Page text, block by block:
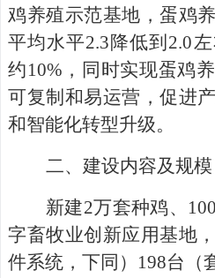
鸡养殖示范基地，蛋鸡
平均水平2.3降低到2.0
约10%，同时实现蛋鸡
可复制和易运营，促进
和智能化转型升级。
二、 建设内容及规模
新建2万套种鸡、
字畜牧业创新应用基地
件系统，下同） 198台（